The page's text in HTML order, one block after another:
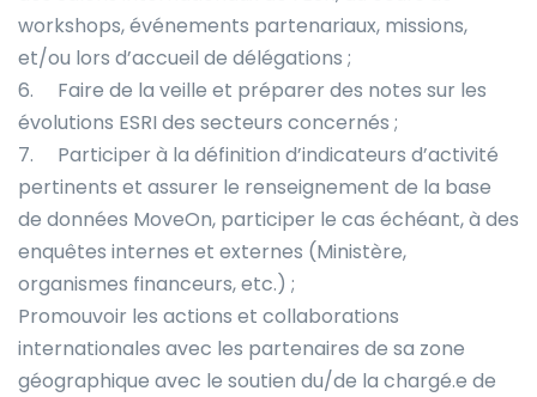
workshops, événements partenariaux, missions,
et/ou lors d’accueil de délégations ;
6. Faire de la veille et préparer des notes sur les
évolutions ESRI des secteurs concernés ;
7. Participer à la définition d’indicateurs d’activité
pertinents et assurer le renseignement de la base
de données MoveOn, participer le cas échéant, à des
enquêtes internes et externes (Ministère,
organismes financeurs, etc.) ;
Promouvoir les actions et collaborations
internationales avec les partenaires de sa zone
géographique avec le soutien du/de la chargé.e de